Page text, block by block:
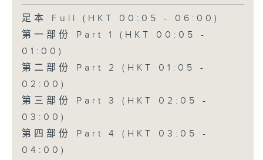
足本 Full (HKT 00:05 - 06:00)
第一部份 Part 1 (HKT 00:05 -
01:00)
第二部份 Part 2 (HKT 01:05 -
02:00)
第三部份 Part 3 (HKT 02:05 -
03:00)
第四部份 Part 4 (HKT 03:05 -
04:00)